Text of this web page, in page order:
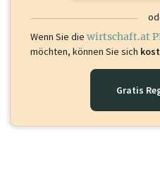
Wenn Sie die wirtschaft.at
möchten, können Sie sich
Gratis